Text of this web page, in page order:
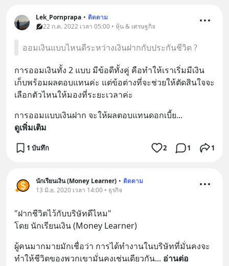
Lek_Pornprapa • ติดตาม
22 ก.ค. 2022 เวลา 05:00 • หุ้น & เศรษฐกิจ
ออมเงินแบบไหนดีระหว่างเงินฝากกับประกันชีวิต ?
การออมเงินทั้ง 2 แบบ มีข้อดีทั้งคู่ คือทำให้เราเริ่มมีเงิน
เก็บพร้อมผลตอบแทนค่ะ แต่ข้อต่างที่จะช่วยให้ตัดสินใจจะ
เลือกตัวไหนให้มองที่ระยะเวลาค่ะ
การออมแบบเงินฝาก จะให้ผลตอบแทนดอกเบี้ย...
ดูเพิ่มเติม
1 บันทึก 2 1 1
นักเรียนเงิน (Money Learner) • ติดตาม
13 มิ.ย. 2020 เวลา 14:00 • ธุรกิจ
"ฝากชีวิตไว้กับบริษัทดีไหม"
โดย นักเรียนเงิน (Money Learner)
ผู้คนมากมายมักเชื่อว่า การได้ทำงานในบริษัทที่มั่นคงจะ
ทำให้ชีวิตของพวกเขามั่นคงเช่นเดียวกัน... อ่านต่อ